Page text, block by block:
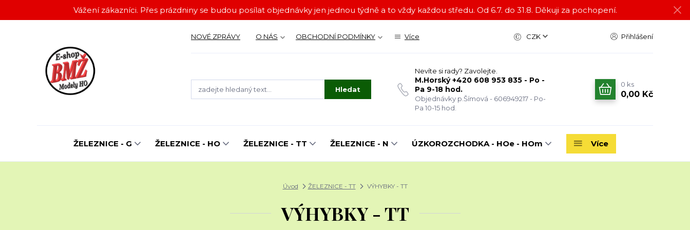
Vážení zákazníci. Přes prázdniny se budou posílat objednávky jen jednou týdně a to vždy každou středu. Od 6.7. do 31.8. Děkuji za pochopení.
NOVÉ ZPRÁVY O NÁS OBCHODNÍ PODMÍNKY Více CZK Přihlášení
Hledat
Nevíte si rady? Zavolejte.
M.Horský +420 608 953 835 - Po -
Pa 9-18 hod.
Objednávky p.Šímová - 606949217 - Po-
Pa 10-15 hod.
0 ks
0,00 Kč
ŽELEZNICE - G ŽELEZNICE - HO ŽELEZNICE - TT ŽELEZNICE - N ÚZKOROZCHODKA - HOe - HOm Více
Úvod ŽELEZNICE - TT VÝHYBKY - TT
VÝHYBKY - TT